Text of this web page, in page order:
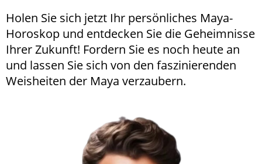
Holen Sie sich jetzt Ihr persönliches Maya-
Horoskop und entdecken Sie die Geheimnisse
Ihrer Zukunft! Fordern Sie es noch heute an
und lassen Sie sich von den faszinierenden
Weisheiten der Maya verzaubern.